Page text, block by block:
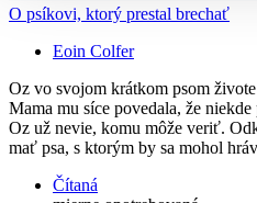
O psíkovi, ktorý prestal brechať
Eoin Colfer
Oz vo svojom krátkom psom
Mama mu síce povedala, že
Oz už nevie, komu môže veriť.
mať psa, s ktorým by sa mohol
Čítaná